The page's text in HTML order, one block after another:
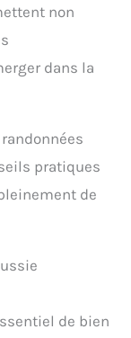
non
dans la
pratiques
de
de bien